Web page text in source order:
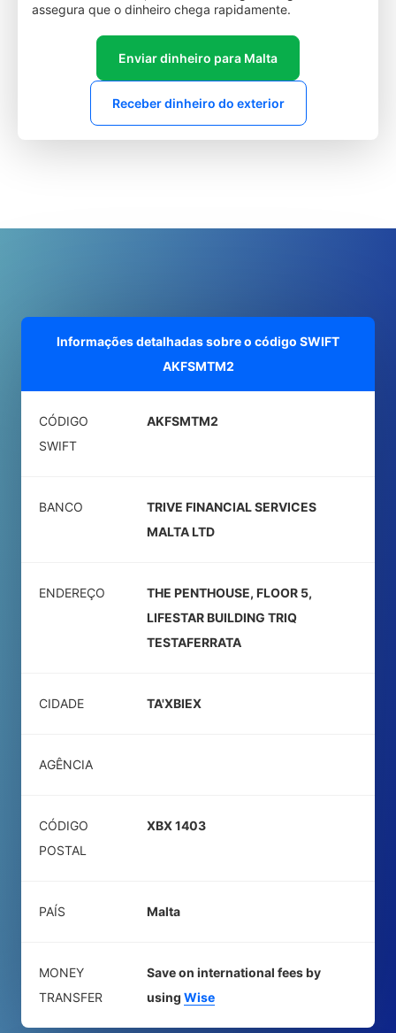
assegura que o dinheiro chega rapidamente.
Enviar dinheiro para Malta
Receber dinheiro do exterior
Informações detalhadas sobre o código SWIFT
AKFSMTM2
CÓDIGO
SWIFT
AKFSMTM2
BANCO
TRIVE FINANCIAL SERVICES
MALTA LTD
ENDEREÇO
THE PENTHOUSE, FLOOR 5,
LIFESTAR BUILDING TRIQ
TESTAFERRATA
CIDADE TA'XBIEX
AGÊNCIA
CÓDIGO
POSTAL
XBX 1403
PAÍS Malta
MONEY
TRANSFER
Save on international fees by
using Wise